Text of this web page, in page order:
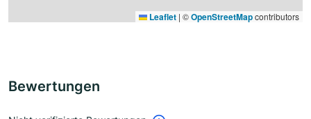
Leaflet | ©OpenStreetMapcontributors
Bewertungen